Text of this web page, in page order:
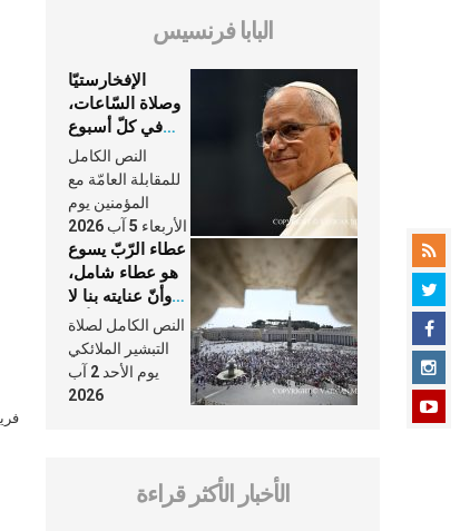
البابا فرنسيس
الإفخارستيّا
وصلاة السّاعات،
في كلّ أسبوع
وكلّ يوم، هما
النَّفَس في حياة
الكنيسة
النص الكامل
للمقابلة العامّة مع
المؤمنين يوم
الأربعاء 5 آب 2026
عطاء الرّبّ يسوع
هو عطاء شامل،
وأنّ عنايته بنا لا
تغيب عنّا أبدًا
النص الكامل لصلاة
التبشير الملائكي
يوم الأحد 2 آب
2026
الأخبار الأكثر قراءة